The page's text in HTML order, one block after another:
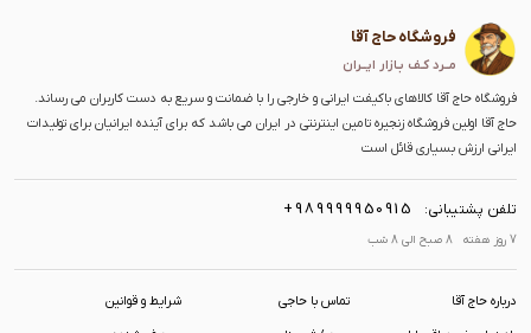
فروشگاه حاج آقا
مــرد کـف بـازار ایــران
فروشگاه حاج آقا کالاهای باکیفت ایرانی و خارجی را با ضمانت و سریع به دست کاربران می رساند.
حاج آقا اولین فروشگاه زنجیره تامین اینترنتی در ایران می باشد که برای آینده ایرانیان برای تولیدات
ایرانی ارزش بسیاری قائل است
تلفن پشتیبانی: +989999950915
7 روز هفته 8 صبح الی 8 شب
درباره حاج آقا تماس با حاجی شرایط و قوانین